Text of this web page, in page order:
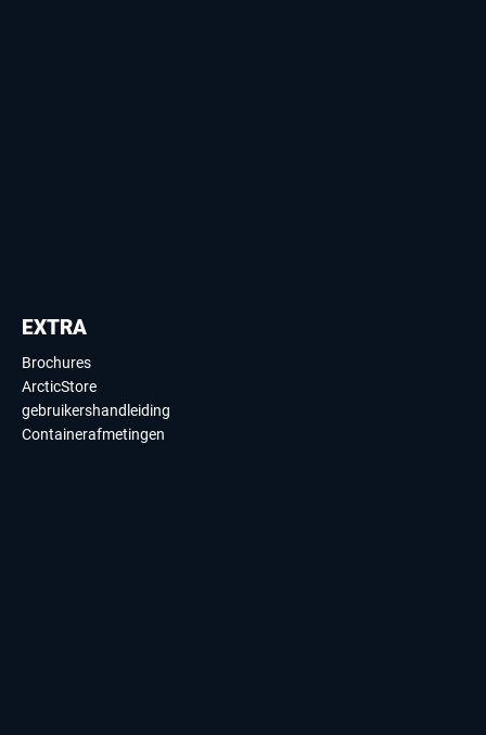
EXTRA
Brochures
ArcticStore
gebruikershandleiding
Containerafmetingen